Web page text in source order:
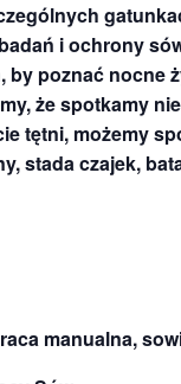
i ochrony
by poznać nocne
że spotkamy
tętni, możemy
stada czajek,
manualna,